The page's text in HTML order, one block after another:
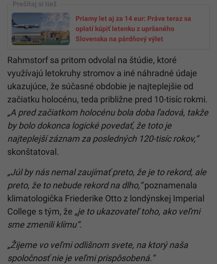
Priamy let aj za 14 eur: Práve teraz sa
oplatí kúpiť letenku z upršaného
Slovenska na párdňový výlet
Rahmstorf sa pritom odvolal na štúdie, ktoré
využívajú letokruhy stromov a iné náhradné údaje
ukazujúce, že súčasné obdobie je najteplejšie od
začiatku holocénu, teda približne pred 10-tisíc rokmi.
„A pred začiatkom holocénu bola doba ľadová, takže
by bolo dokonca logické povedať, že toto je
najteplejší záznam za posledných 120-tisíc rokov,“
skonštatoval.
„Júl by nás nemal zaujímať preto, že je to rekord, ale
preto, že to nebude rekord na dlho,“poznamenala
klimatologička Friederike Otto z londýnskej Imperial
College s tým, že „je to ukazovateľ toho, ako veľmi
sme zmenili klímu“.
„Žijeme vo veľmi odlišnom svete, na ktorý naša
spoločnosť nie je veľmi prispôsobená.“